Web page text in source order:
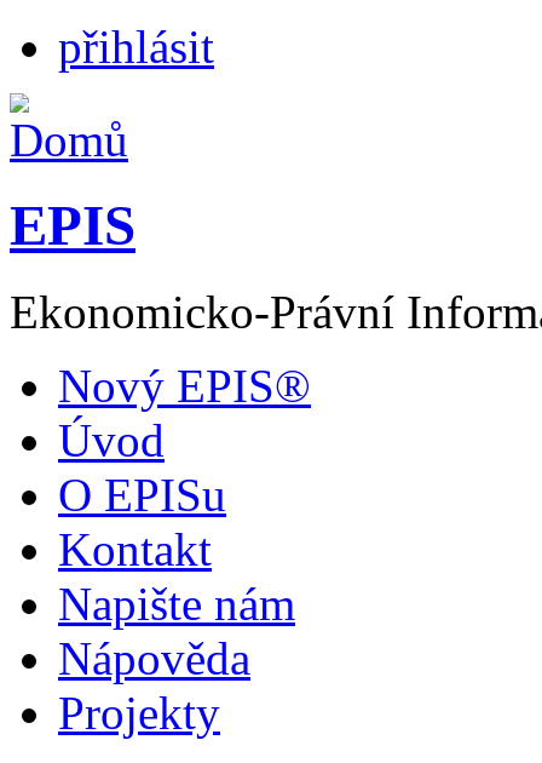
přihlásit
EPIS
Ekonomicko-Právní
Nový EPIS®
Úvod
O EPISu
Kontakt
Napište nám
Nápověda
Projekty